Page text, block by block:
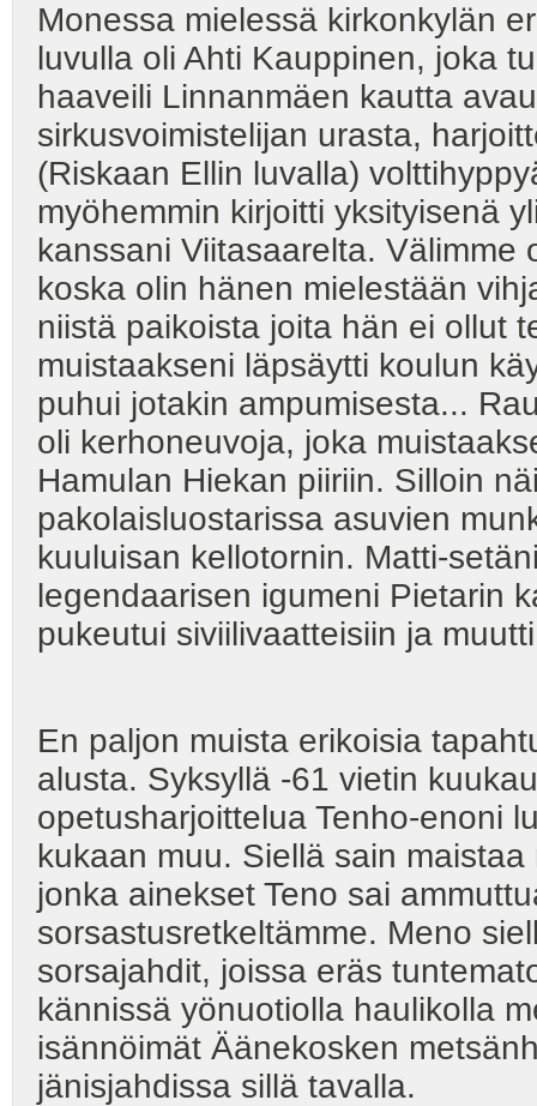
Monessa mielessä kirkonkylän
luvulla oli Ahti Kauppinen, joka
haaveili Linnanmäen kautta
sirkusvoimistelijan urasta,
(Riskaan Ellin luvalla)
myöhemmin kirjoitti yksityisenä
kanssani Viitasaarelta.
koska olin hänen mielestään
niistä paikoista joita hän ei ollut
muistaakseni läpsäytti koulun
puhui jotakin ampumisesta...
oli kerhoneuvoja, joka
Hamulan Hiekan piiriin. Silloin
pakolaisluostarissa asuvien
kuuluisan kellotornin. Matti-
legendaarisen igumeni Pietarin
pukeutui siviilivaatteisiin ja
En paljon muista erikoisia
alusta. Syksyllä -61 vietin
opetusharjoittelua Tenho-enoni
kukaan muu. Siellä sain
jonka ainekset Teno sai
sorsastusretkeltämme. Meno
sorsajahdit, joissa eräs
kännissä yönuotiolla haulikolla
isännöimät Äänekosken
jänisjahdissa sillä tavalla.